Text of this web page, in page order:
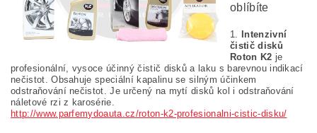
oblíbíte
1.
Intenzivní
čistič disků
Roton K2 je
profesionální, vysoce účinný čistič disků a laku s barevnou indikací
nečistot. Obsahuje speciální kapalinu se silným účinkem
odstraňování nečistot. Je určený na mytí disků kol i odstraňování
náletové rzi z karosérie.
http://www.parfemydoauta.cz/roton-k2-profesionalni-cistic-disku/